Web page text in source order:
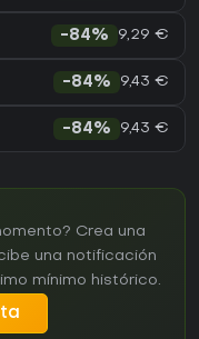
-84% 9,29 €
-84% 9,43 €
-84% 9,43 €
Crea una
una notificación
mínimo histórico.